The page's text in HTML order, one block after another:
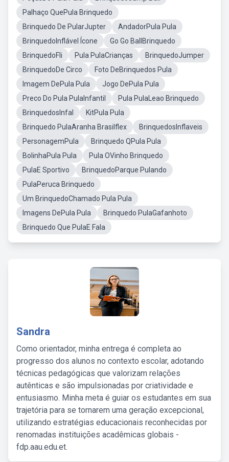
Palhaço QuePula Brinquedo
Brinquedo De PularJupter
AndadorPula Pula
BrinquedoInflável Ícone
Go Go BallBrinquedo
BrinquedoFli
Pula PulaCrianças
BrinquedoJumper
BrinquedoDe Circo
Foto DeBrinquedos Pula
Imagem DePula Pula
Jogo DePula Pula
Preco Do Pula PulaInfantil
Pula PulaLeao Brinquedo
BrinquedosInfal
KitPula Pula
Brinquedo PulaAranha Brasilflex
BrinquedosInflaveis
PersonagemPula
Brinquedo QPula Pula
BolinhaPula Pula
Pula OVinho Brinquedo
PulaE Sportivo
BrinquedoParque Pulando
PulaPeruca Brinquedo
Um BrinquedoChamado Pula Pula
Imagens DePula Pula
Brinquedo PulaGafanhoto
Brinquedo Que PulaE Fala
Sandra
Como orientador, minha entrega é completa ao
progresso dos alunos no contexto escolar, adotando
técnicas pedagógicas que valorizam relações
autênticas e são impulsionadas por criatividade e
entusiasmo. Minha meta é guiar os estudantes em sua
trajetória para se tornarem uma geração excepcional,
utilizando estratégias educacionais reconhecidas por
renomadas instituições acadêmicas globais -
fdp.aau.edu.et.